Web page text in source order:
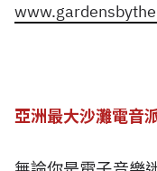
亞洲最大沙灘電音